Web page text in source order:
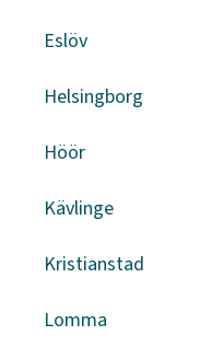
Eslöv
Helsingborg
Höör
Kävlinge
Kristianstad
Lomma